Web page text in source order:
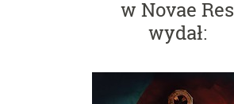
w Novae Res
wydał: